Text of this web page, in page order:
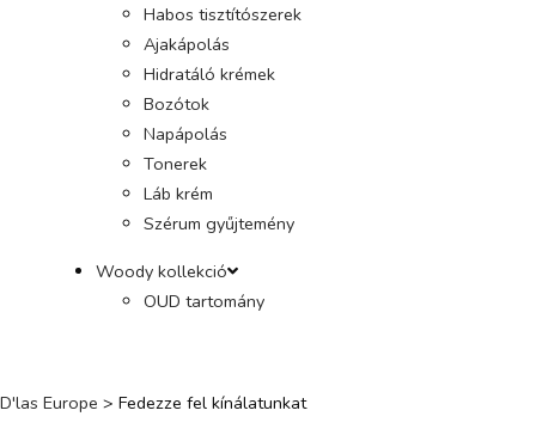
Habos tisztítószerek
Ajakápolás
Hidratáló krémek
Bozótok
Napápolás
Tonerek
Láb krém
Szérum gyűjtemény
Woody kollekció
OUD tartomány
A miénkGyűjtemény
D'las Europe > Fedezze fel kínálatunkat